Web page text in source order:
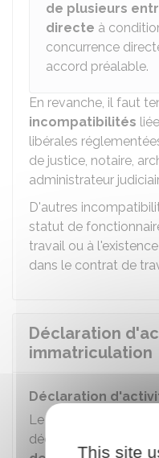
de plusieurs
directe à
concurrence
accord préalable.
En revanche, il faut
incompatibilités
libérales
de justice, notaire,
administrateur
D'autres
statut de
travail ou à
dans le contrat de
Déclaration
immatriculation
Déclaration
Le vendeur à
déclarer son activité
This site